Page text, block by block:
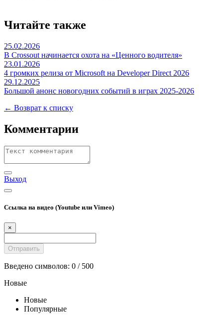
Читайте также
25.02.2026
В Crossout начинается охота на «Ценного водителя»
23.01.2026
4 громких релиза от Microsoft на Developer Direct 2026
29.12.2025
Большой анонс новогодних событий в играх 2025-2026
← Возврат к списку
Комментарии
Выход
Ссылка на видео (Youtube или Vimeo)
×
Введено символов: 0 / 500
Новые
Новые
Популярные